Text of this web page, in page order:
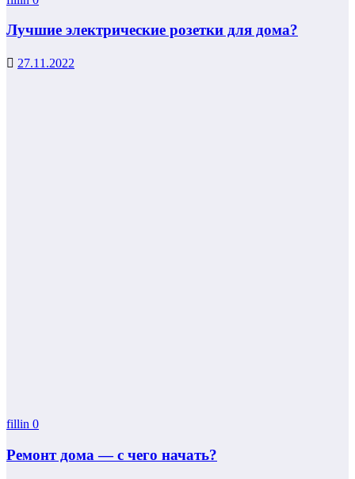
Лучшие электрические розетки для дома?
27.11.2022
fillin 0
Ремонт дома — с чего начать?